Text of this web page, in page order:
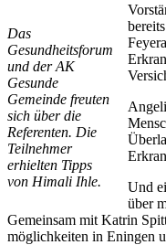
Das
Gesundheitsforum
und der AK
Gesunde
Gemeinde freuten
sich über die
Referenten. Die
Teilnehmer
erhielten Tipps
von Himali Ihle.
Und
über
Gemeinsam mit Katrin
möglichkeiten in Eningen